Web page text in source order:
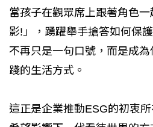
當孩子在觀眾席上跟著角色
影!」，踴躍舉手搶答如何保
不再只是一句口號，而是成
踐的生活方式。
這正是企業推動ESG的初衷